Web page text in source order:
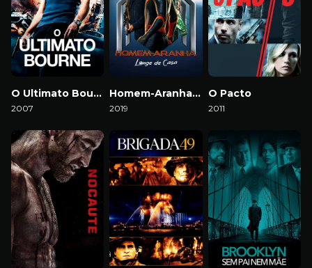
O Ultimato Bourne
2007
Homem-Aranha: Longe de Casa
2019
O Pacto
2011